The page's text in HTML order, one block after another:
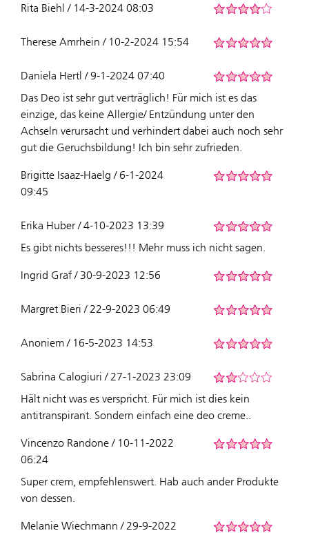
Rita Biehl / 14-3-2024 08:03
Therese Amrhein / 10-2-2024 15:54
Daniela Hertl / 9-1-2024 07:40
Das Deo ist sehr gut verträglich! Für mich ist es das
einzige, das keine Allergie/ Entzündung unter den
Achseln verursacht und verhindert dabei auch noch sehr
gut die Geruchsbildung! Ich bin sehr zufrieden.
Brigitte Isaaz-Haelg / 6-1-2024
09:45
Erika Huber / 4-10-2023 13:39
Es gibt nichts besseres!!! Mehr muss ich nicht sagen.
Ingrid Graf / 30-9-2023 12:56
Margret Bieri / 22-9-2023 06:49
Anoniem / 16-5-2023 14:53
Sabrina Calogiuri / 27-1-2023 23:09
Hält nicht was es verspricht. Für mich ist dies kein
antitranspirant. Sondern einfach eine deo creme..
Vincenzo Randone / 10-11-2022
06:24
Super crem, empfehlenswert. Hab auch ander Produkte
von dessen.
Melanie Wiechmann / 29-9-2022